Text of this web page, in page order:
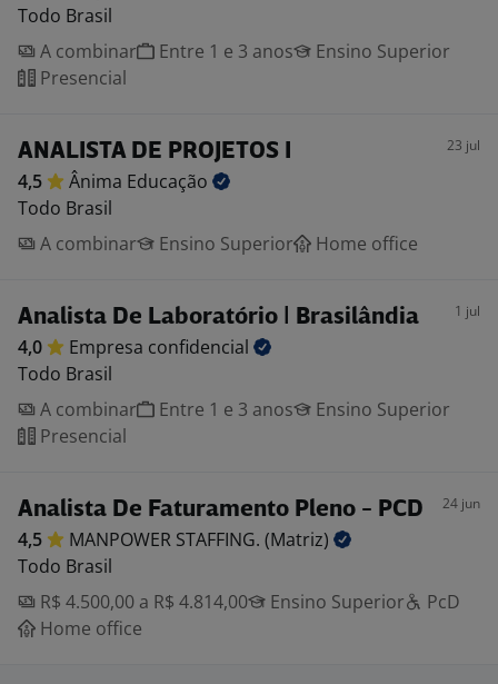
Todo Brasil
A combinar
Entre 1 e 3 anos
Ensino Superior
Presencial
ANALISTA DE PROJETOS I 23 jul
4,5 Ânima Educação
Todo Brasil
A combinar
Ensino Superior Home office
Analista De Laboratório | Brasilândia 1 jul
4,0 Empresa confidencial
Todo Brasil
A combinar
Entre 1 e 3 anos
Ensino Superior
Presencial
Analista De Faturamento Pleno - PCD 24 jun
4,5 MANPOWER STAFFING. (Matriz)
Todo Brasil
R$ 4.500,00 a R$ 4.814,00
Ensino Superior
PcD
Home office